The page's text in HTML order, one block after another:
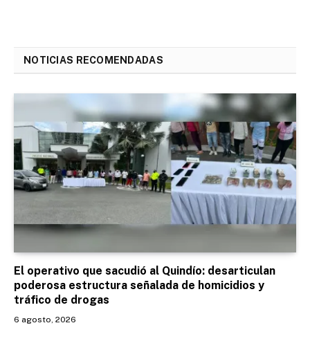
NOTICIAS RECOMENDADAS
El operativo que sacudió al Quindío: desarticulan
poderosa estructura señalada de homicidios y
tráfico de drogas
6 agosto, 2026